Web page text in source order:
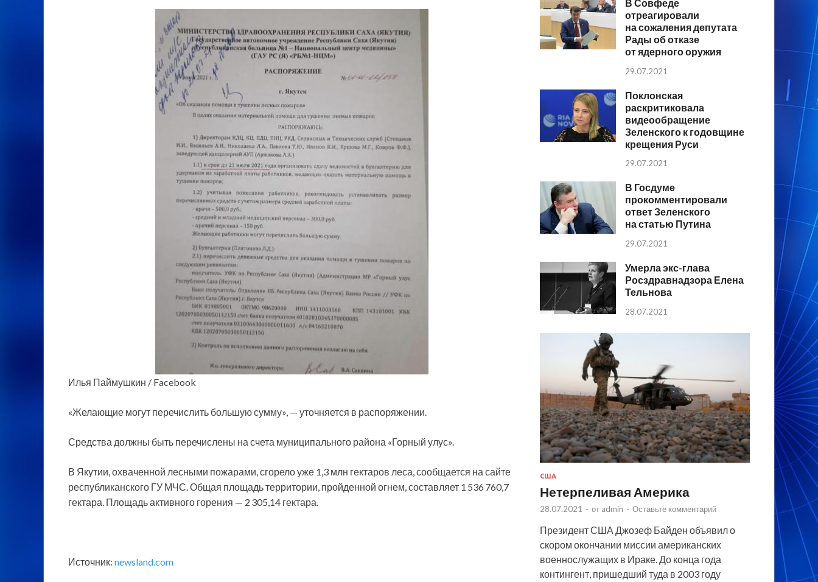
Илья Паймушкин / Facebook
«Желающие могут перечислить большую сумму», — уточняется в распоряжении.
Средства должны быть перечислены на счета муниципального района «Горный улус».
В Якутии, охваченной лесными пожарами, сгорело уже 1,3 млн гектаров леса, сообщается на сайте
республиканского ГУ МЧС. Общая площадь территории, пройденной огнем, составляет 1 536 760,7
гектара. Площадь активного горения — 2 305,14 гектара.
Источник: newsland.com
В Совфеде
отреагировали
на сожаления депутата
Рады об отказе
от ядерного оружия
29.07.2021
Поклонская
раскритиковала
видеообращение
Зеленского к годовщине
крещения Руси
29.07.2021
В Госдуме
прокомментировали
ответ Зеленского
на статью Путина
29.07.2021
Умерла экс-глава
Росздравнадзора Елена
Тельнова
28.07.2021
США
Нетерпеливая Америка
28.07.2021 - от admin - Оставьте комментарий
Президент США Джозеф Байден объявил о
скором окончании миссии американских
военнослужащих в Ираке. До конца года
контингент, пришедший туда в 2003 году